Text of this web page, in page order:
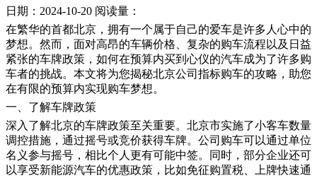
日期：2024-10-20 阅读量：
在繁华的首都北京，拥有一个属于自己的爱车是许多人心中的
梦想。然而，面对高昂的车辆价格、复杂的购车流程以及日益
紧张的车牌政策，如何在预算内买到心仪的汽车成为了许多购
车者的挑战。本文将为您揭秘北京公司指标购车的攻略，助您
在有限的预算内实现购车梦想。
一、了解车牌政策
深入了解北京的车牌政策至关重要。北京市实施了小客车数量
调控措施，通过摇号或竞价获得车牌。公司购车可以通过单位
名义参与摇号，相比个人更有可能中签。同时，部分企业还可
以享受新能源汽车的优惠政策，比如免征购置税、上牌快速通